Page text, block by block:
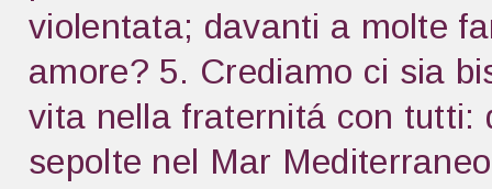
violentata; davanti a molte
amore? 5. Crediamo ci sia
vita nella fraternitá con tutti:
sepolte nel Mar